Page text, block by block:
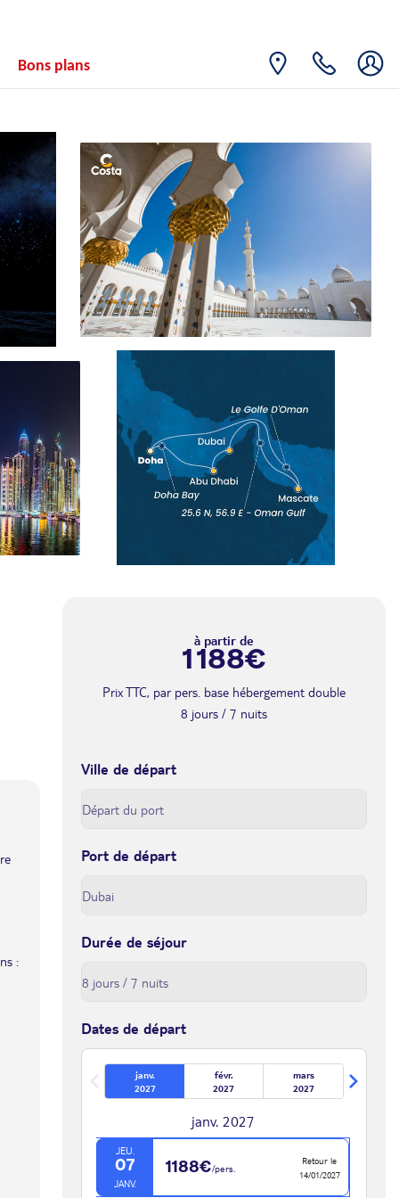
Bons plans
:
à partir de
1 188€
Prix TTC, par pers. base hébergement double
8 jours / 7 nuits
Ville de départ
Port de départ
Durée de séjour
Dates de départ
janv.
2027
févr.
2027
mars
2027
janv. 2027
JEU.
07
JANV.
1188€/pers.
Retour le
14/01/2027